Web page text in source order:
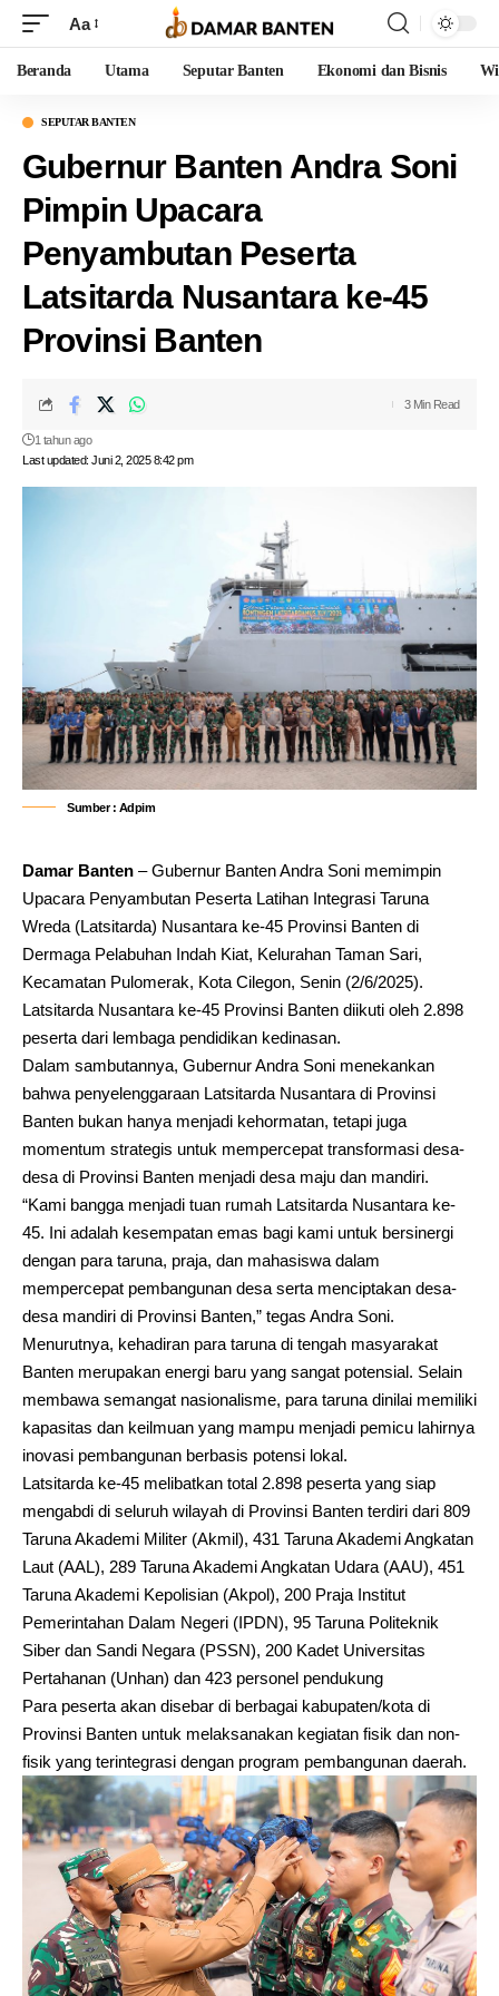
Aa
Beranda Utama Seputar Banten Ekonomi dan Bisnis
SEPUTAR BANTEN
Gubernur Banten Andra Soni
Pimpin Upacara
Penyambutan Peserta
Latsitarda Nusantara ke-45
Provinsi Banten
Last updated: Juni 2, 2025 8:42 pm
1 tahun ago
3 Min Read
Sumber : Adpim
Damar Banten – Gubernur Banten Andra Soni memimpin
Upacara Penyambutan Peserta Latihan Integrasi Taruna
Wreda (Latsitarda) Nusantara ke-45 Provinsi Banten di
Dermaga Pelabuhan Indah Kiat, Kelurahan Taman Sari,
Kecamatan Pulomerak, Kota Cilegon, Senin (2/6/2025).
Latsitarda Nusantara ke-45 Provinsi Banten diikuti oleh 2.898
peserta dari lembaga pendidikan kedinasan.
Dalam sambutannya, Gubernur Andra Soni menekankan
bahwa penyelenggaraan Latsitarda Nusantara di Provinsi
Banten bukan hanya menjadi kehormatan, tetapi juga
momentum strategis untuk mempercepat transformasi desa-
desa di Provinsi Banten menjadi desa maju dan mandiri.
“Kami bangga menjadi tuan rumah Latsitarda Nusantara ke-
45. Ini adalah kesempatan emas bagi kami untuk bersinergi
dengan para taruna, praja, dan mahasiswa dalam
mempercepat pembangunan desa serta menciptakan desa-
desa mandiri di Provinsi Banten,” tegas Andra Soni.
Menurutnya, kehadiran para taruna di tengah masyarakat
Banten merupakan energi baru yang sangat potensial. Selain
membawa semangat nasionalisme, para taruna dinilai memiliki
kapasitas dan keilmuan yang mampu menjadi pemicu lahirnya
inovasi pembangunan berbasis potensi lokal.
Latsitarda ke-45 melibatkan total 2.898 peserta yang siap
mengabdi di seluruh wilayah di Provinsi Banten terdiri dari 809
Taruna Akademi Militer (Akmil), 431 Taruna Akademi Angkatan
Laut (AAL), 289 Taruna Akademi Angkatan Udara (AAU), 451
Taruna Akademi Kepolisian (Akpol), 200 Praja Institut
Pemerintahan Dalam Negeri (IPDN), 95 Taruna Politeknik
Siber dan Sandi Negara (PSSN), 200 Kadet Universitas
Pertahanan (Unhan) dan 423 personel pendukung
Para peserta akan disebar di berbagai kabupaten/kota di
Provinsi Banten untuk melaksanakan kegiatan fisik dan non-
fisik yang terintegrasi dengan program pembangunan daerah.